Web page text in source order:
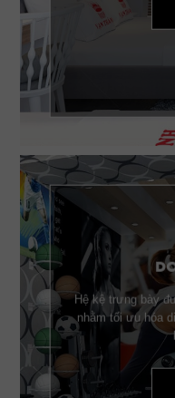
Hệ kệ trưng bày
nhằm tối ưu hóa